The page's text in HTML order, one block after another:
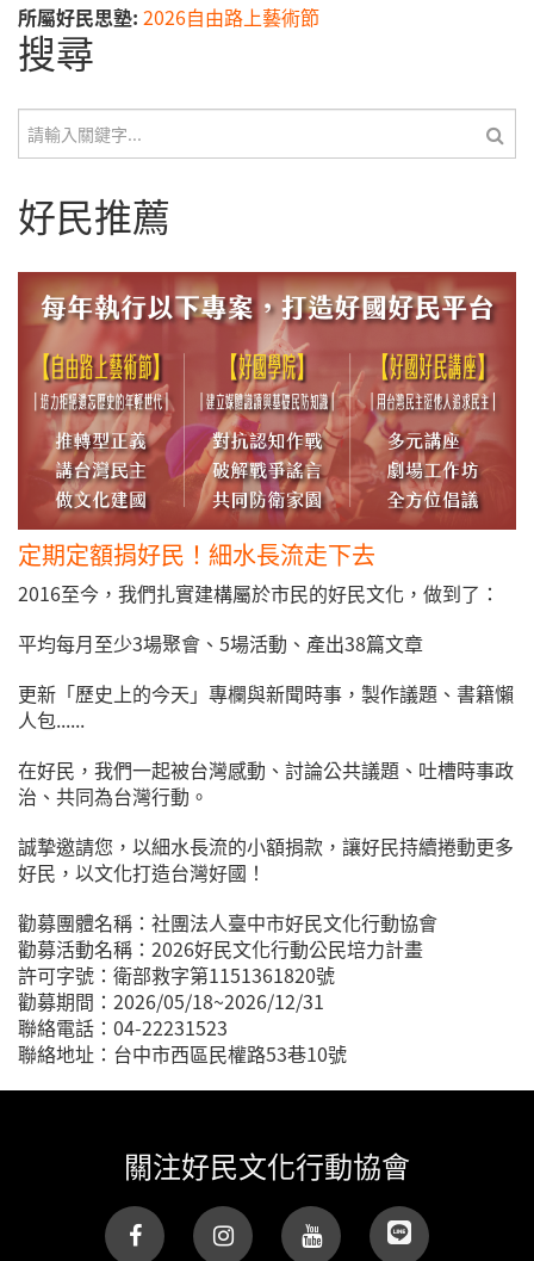
所屬好民思塾: 2026自由路上藝術節
搜尋
搜尋
好民推薦
定期定額捐好民！細水長流走下去
2016至今，我們扎實建構屬於市民的好民文化，做到了：
平均每月至少3場聚會、5場活動、產出38篇文章
更新「歷史上的今天」專欄與新聞時事，製作議題、書籍懶
人包......
在好民，我們一起被台灣感動、討論公共議題、吐槽時事政
治、共同為台灣行動。
誠摯邀請您，以細水長流的小額捐款，讓好民持續捲動更多
好民，以文化打造台灣好國！
勸募團體名稱：社團法人臺中市好民文化行動協會
勸募活動名稱：2026好民文化行動公民培力計畫
許可字號：衛部救字第1151361820號
勸募期間：2026/05/18~2026/12/31
聯絡電話：04-22231523
聯絡地址：台中市西區民權路53巷10號
關注好民文化行動協會
(link is